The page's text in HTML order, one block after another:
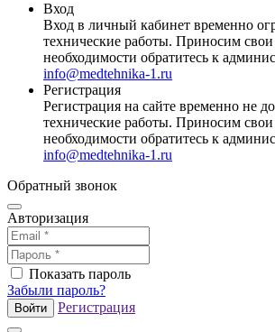
Вход
Вход в личный кабинет временно
технические работы. Приносим
необходимости обратитесь к
info@medtehnika-1.ru
Регистрация
Регистрация на сайте временно не
технические работы. Приносим
необходимости обратитесь к
info@medtehnika-1.ru
Обратный звонок
Авторизация
Показать пароль
Забыли пароль?
Войти Регистрация